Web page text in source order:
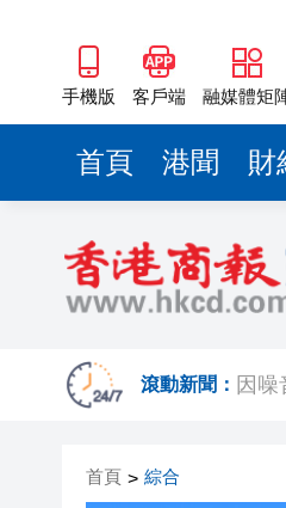
手機版 客戶端 融媒體矩
首頁 港聞 財
滾動新聞： 因
首頁 > 綜合